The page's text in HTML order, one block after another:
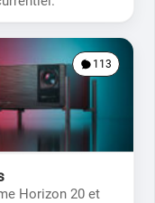
113
Horizon 20 et